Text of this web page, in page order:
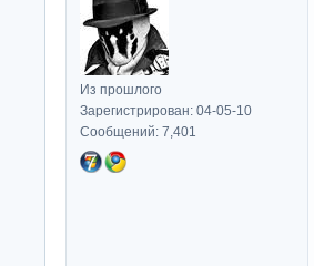
Из прошлого
Зарегистрирован: 04-05-10
Сообщений: 7,401